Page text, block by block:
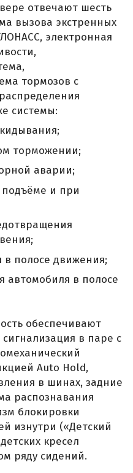
отвечают шесть
вызова экстренных
электронная
тормозов с
системы:
торможении;
аварии;
и при
полосе движения;
автомобиля в полосе
обеспечивают
в паре с
Auto Hold,
в шинах, задние
распознавания
блокировки
изнутри («Детский
кресел
ряду сидений.